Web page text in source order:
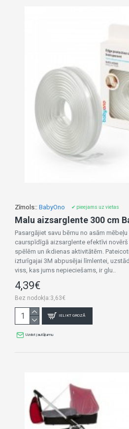
Zīmols:: BabyOno ✔ pieejams uz vietas
Malu aizsarglente 300 cm
Pasargājiet savu bērnu no asām
caurspīdīgā aizsarglente efektīvi
spēlēm un ikdienas aktivitātēm.
izturīgajai 3M abpusējai līmlentei,
viss, kas jums nepieciešams, ir glu..
4,39€
Bez nodokļa:3,63€
IELIKT GROZĀ
Uzdot jautājumu